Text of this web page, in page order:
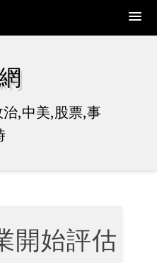
,中美,股票,事
開始評估